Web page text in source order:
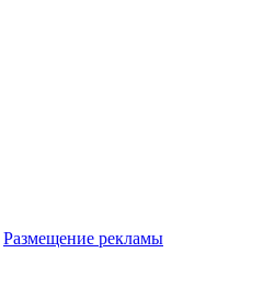
Размещение рекламы